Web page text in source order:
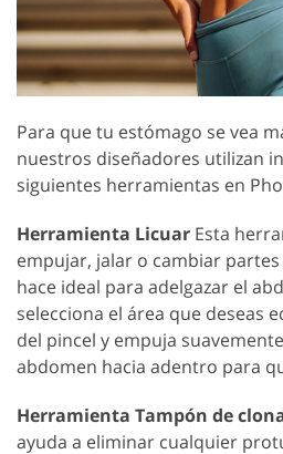
Para que tu estómago se vea
nuestros diseñadores utilizan
siguientes herramientas en
Herramienta Licuar Esta
empujar, jalar o cambiar
hace ideal para adelgazar el
selecciona el área que deseas
del pincel y empuja
abdomen hacia adentro para
Herramienta Tampón de
ayuda a eliminar cualquier